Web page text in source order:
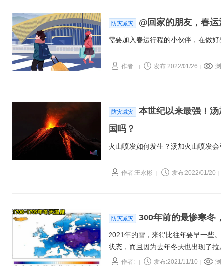
防灾减灾 @回家的朋友，春
需要加入春运行程的小伙伴，在做
作者: 发布:2022/01/26
防灾减灾
本世纪以来最强！
国吗？
火山喷发如何发生？汤加火山喷发
作者:王永彬 发布:2022/01/20
防灾减灾 300年前的最惨寒冬
2021年的雪，来得比往年要早一些
状态，而且因为去年冬天也出现了
作者: 发布:2021/11/10